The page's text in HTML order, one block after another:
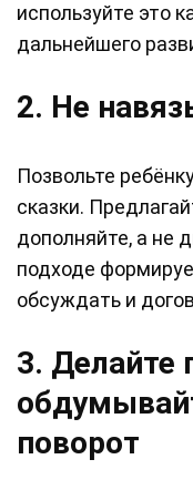
используйте это
дальнейшего
2. Не
Позвольте
сказки.
дополняйте, а не
подходе
обсуждать и
3. Делайте
поворот